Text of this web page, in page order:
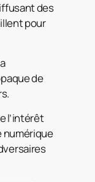
des
pour
de
l’intérêt
numérique